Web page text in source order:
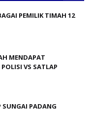
PEMILIK TIMAH 12
MENDAPAT
VS SATLAP
SUNGAI PADANG